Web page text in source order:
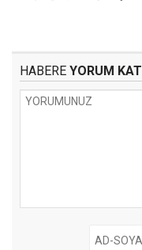
HABERE YORUM KAT